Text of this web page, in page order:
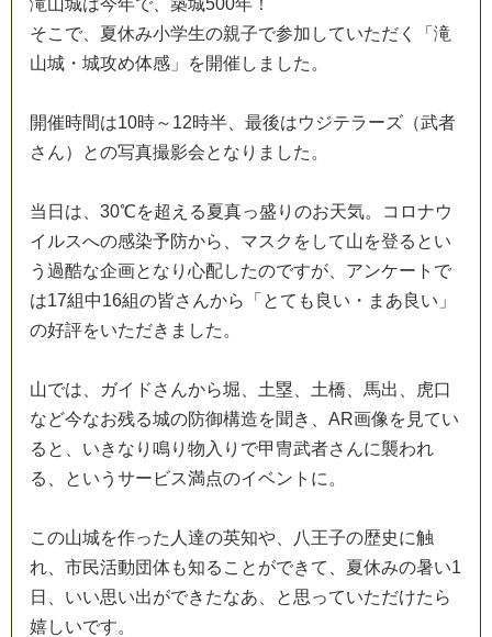
そこ で 夏休み小学生の親子で参加 していただ く 「 滝
山城 ・ 城攻め体感 」 を開催 し ま した 。
開催時間は10時～ 12時半 最後はウ ジテラーズ （武者
さ ん） との写真撮影会と な り ま した 。
当 日 は 30℃を超 え る夏真っ盛 り のお天気。 コ ロナウ
イ ルスへの感染予防から マス ク を して山を登る と い
う 過酷な企画と な り 心配したのですが アンケー ト で
は17組 中16組の皆さ んから 「 と て も 良 い ・ ま あ良 い 」
の好評をいただき ま した 。
山では ガイ ド さ んから堀 土塁 土橋 馬出 虎口
など今なお残る城の防御構造を聞 き AR画像を 見てい
る と いき な り 鳴り 物 入 り で甲 冑武者さ んに襲われ
る
と い う サー ビス満点のイベン ト に 。
こ の山城を作った 人 達の英知や 八 王子の歴史に触
れ
市民活動団体も知る こ と ができ て 夏休みの暑い1
日
いい思い出ができ たなあ と 思っていただけた ら
嬉しいです。